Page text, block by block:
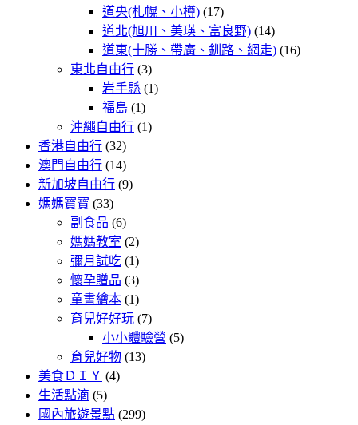
道央(札幌、小樽) (17)
道北(旭川、美瑛、富良野) (14)
道東(十勝、帶廣、釧路、網走) (16)
東北自由行 (3)
岩手縣 (1)
福島 (1)
沖繩自由行 (1)
香港自由行 (32)
澳門自由行 (14)
新加坡自由行 (9)
媽媽寶寶 (33)
副食品 (6)
媽媽教室 (2)
彌月試吃 (1)
懷孕贈品 (3)
童書繪本 (1)
育兒好好玩 (7)
小小體驗營 (5)
育兒好物 (13)
美食ＤＩＹ (4)
生活點滴 (5)
國內旅遊景點 (299)